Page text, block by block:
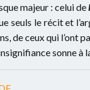
majeur : celui de
seuls le récit et
de ceux qui l’ont
sonne